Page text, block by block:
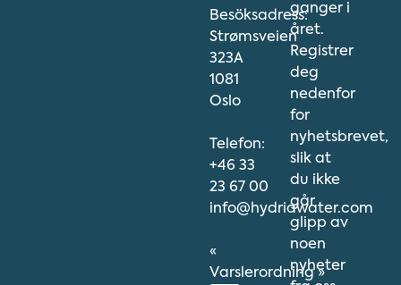
Besöksadress:
Strømsveien
323A
1081
Oslo
Telefon:
+46 33
23 67 00
info@hydriawater.com
«
Varslerordning»
ganger i
året.
Registrer
deg
nedenfor
for
nyhetsbrevet,
slik at
du ikke
går
glipp av
noen
nyheter